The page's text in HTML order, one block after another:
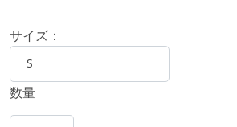
サイズ：
数量